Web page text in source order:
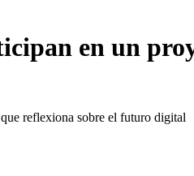
en un
reflexiona sobre el futuro digital